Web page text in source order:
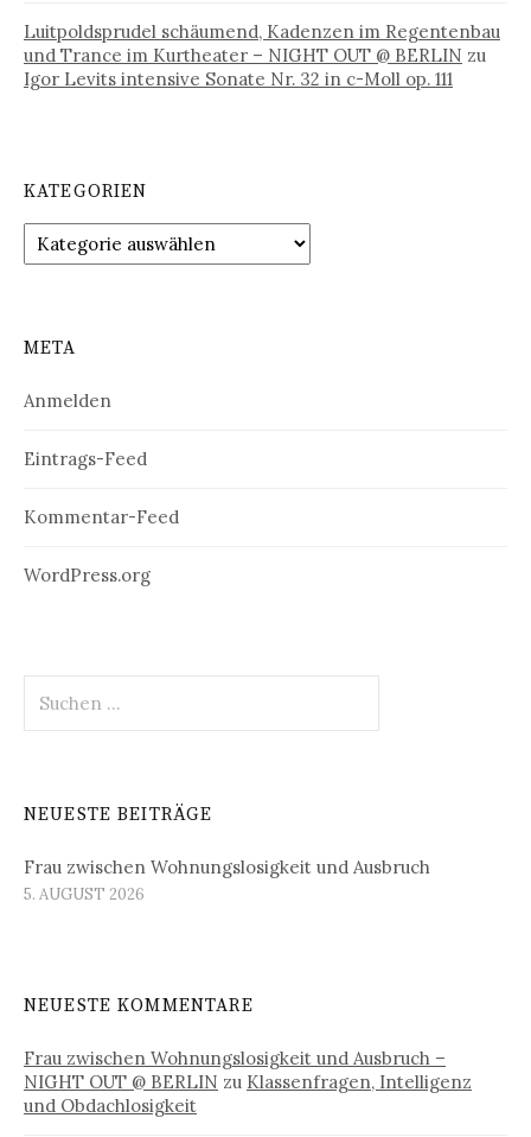
Luitpoldsprudel schäumend, Kadenzen im Regentenbau
und Trance im Kurtheater – NIGHT OUT @ BERLIN zu
Igor Levits intensive Sonate Nr. 32 in c-Moll op. 111
KATEGORIEN
Kategorien
META
Anmelden
Eintrags-Feed
Kommentar-Feed
WordPress.org
nach:
NEUESTE BEITRÄGE
Frau zwischen Wohnungslosigkeit und Ausbruch
5. AUGUST 2026
NEUESTE KOMMENTARE
Frau zwischen Wohnungslosigkeit und Ausbruch –
NIGHT OUT @ BERLIN zu Klassenfragen, Intelligenz
und Obdachlosigkeit